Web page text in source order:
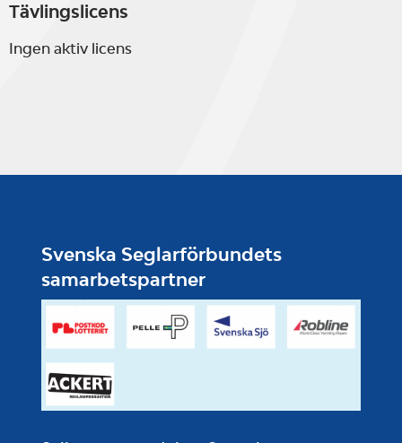
Tävlingslicens
Ingen aktiv licens
Svenska Seglarförbundets
samarbetspartner